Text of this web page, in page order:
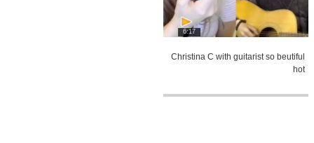
6:17
Christina C with guitarist so beutiful
hot